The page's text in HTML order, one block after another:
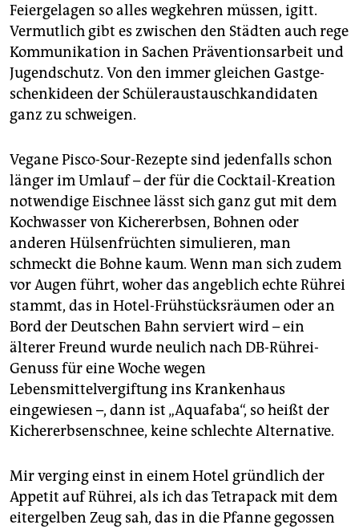
shop
fragen & hilfe
unterstützen
abo
epaper login
Feiergelagen so alles wegkehren müssen, igitt.
Vermutlich gibt es zwischen den Städten auch rege
Kommunikation in Sachen Präventionsarbeit und
Jugendschutz. Von den immer gleichen Gast­ge­
schenk­ideen der Schüleraustauschkandidaten
ganz zu schweigen.
Vegane Pisco-Sour-Rezepte sind jedenfalls schon
länger im Umlauf – der für die Cocktail-Kreation
notwendige Eischnee lässt sich ganz gut mit dem
Kochwasser von Kichererbsen, Bohnen oder
anderen Hülsenfrüchten simulieren, man
schmeckt die Bohne kaum. Wenn man sich zudem
vor Augen führt, woher das angeblich echte Rührei
stammt, das in Hotel-Frühstücksräumen oder an
Bord der Deutschen Bahn serviert wird – ein
älterer Freund wurde neulich nach DB-Rührei-
Genuss für eine Woche wegen
Lebensmittelvergiftung ins Krankenhaus
eingewiesen –, dann ist „Aquafaba“, so heißt der
Kichererbsenschnee, keine schlechte Alternative.
Mir verging einst in einem Hotel gründlich der
Appetit auf Rührei, als ich das Tetrapack mit dem
eitergelben Zeug sah, das in die Pfanne gegossen